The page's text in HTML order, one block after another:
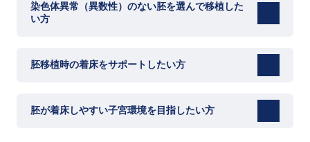
染色体異常（異数性）のない胚を選んで移植した
い方
胚移植時の着床をサポートしたい方
胚が着床しやすい子宮環境を目指したい方